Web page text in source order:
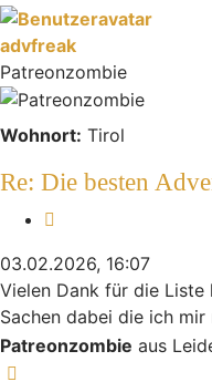
advfreak
Patreonzombie
Wohnort: Tirol
Re: Die besten
03.02.2026, 16:07
Vielen Dank für die Liste
Sachen dabei die ich mir
Patreonzombie aus